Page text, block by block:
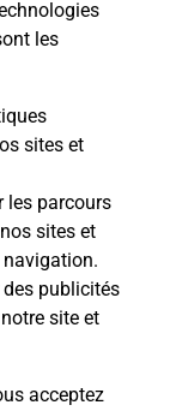
les
sites et
les parcours
sites et
des publicités
site et
acceptez
elle
route